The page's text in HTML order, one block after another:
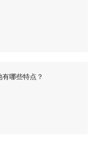
有哪些特点？